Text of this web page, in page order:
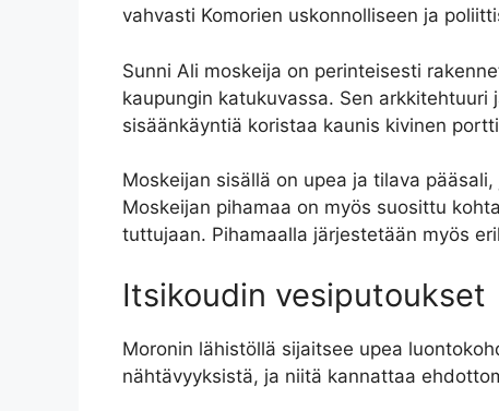
vahvasti Komorien uskonnolliseen ja
Sunni Ali moskeija on perinteisesti
kaupungin katukuvassa. Sen
sisäänkäyntiä koristaa kaunis kivinen
Moskeijan sisällä on upea ja tilava
Moskeijan pihamaa on myös suosittu
tuttujaan. Pihamaalla järjestetään myös
Itsikoudin vesiputoukset
Moronin lähistöllä sijaitsee upea
nähtävyyksistä, ja niitä kannattaa